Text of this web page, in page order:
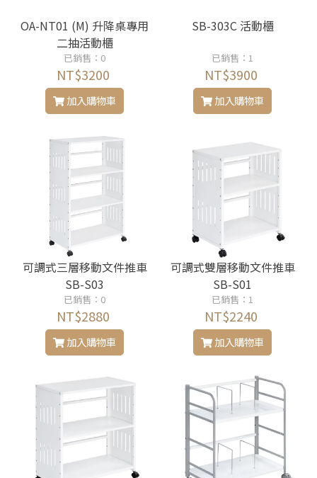
OA-NT01 (M) 升降桌專用
二抽活動櫃
已銷售：0
NT$3200
加入購物車
SB-303C 活動櫃
已銷售：1
NT$3900
加入購物車
可調式三層移動文件推車
SB-S03
已銷售：0
NT$2880
加入購物車
可調式雙層移動文件推車
SB-S01
已銷售：1
NT$2240
加入購物車